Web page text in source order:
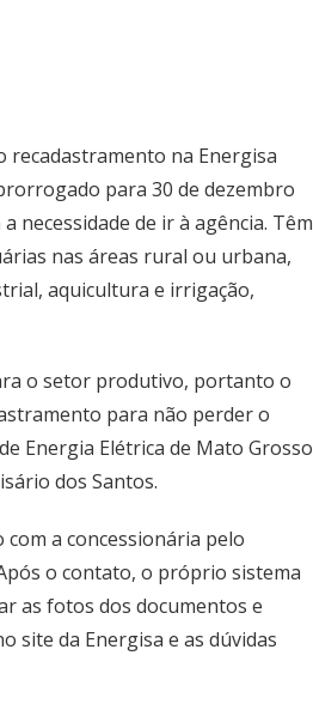
na Energisa
para 30 de dezembro
necessidade de ir à agência. Têm
nas áreas rural ou urbana,
aquicultura e irrigação,
o setor produtivo, portanto o
para não perder o
Energia Elétrica de Mato Grosso
dos Santos.
a concessionária pelo
o contato, o próprio sistema
as fotos dos documentos e
site da Energisa e as dúvidas